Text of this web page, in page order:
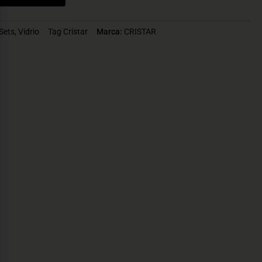
Sets, Vidrio Tag Cristar Marca: CRISTAR